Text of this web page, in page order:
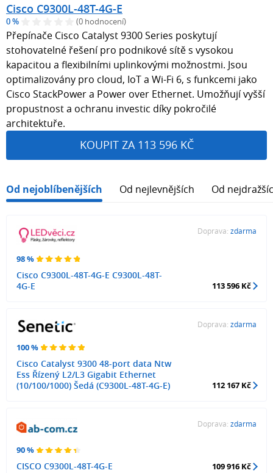
Cisco C9300L-48T-4G-E
0 % (0 hodnocení)
Přepínače Cisco Catalyst 9300 Series poskytují
stohovatelné řešení pro podnikové sítě s vysokou
kapacitou a flexibilními uplinkovými možnostmi. Jsou
optimalizovány pro cloud, IoT a Wi-Fi 6, s funkcemi jako
Cisco StackPower a Power over Ethernet. Umožňují vyšší
propustnost a ochranu investic díky pokročilé
architektuře.
KOUPIT ZA 113 596 KČ
Od nejoblíbenějších Od nejlevnějších Od
98 %
Cisco C9300L-48T-4G-E C9300L-48T-
4G-E
Doprava: zdarma
113 596 Kč
100 %
Cisco Catalyst 9300 48-port data Ntw
Ess Řízený L2/L3 Gigabit Ethernet
(10/100/1000) Šedá (C9300L-48T-4G-E)
Doprava: zdarma
112 167 Kč
90 %
CISCO C9300L-48T-4G-E
Doprava: zdarma
109 916 Kč